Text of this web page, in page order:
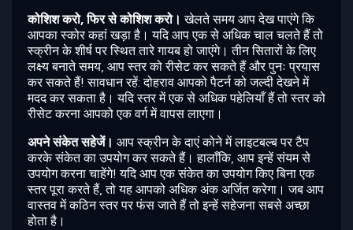
कोशिश करो, फिर से कोशिश करो। खेलते समय आप देख पाएंगे कि
आपका स्कोर कहां खड़ा है। यदि आप एक से अधिक चाल चलते हैं तो
स्क्रीन के शीर्ष पर स्थित तारे गायब हो जाएंगे। तीन सितारों के लिए
लक्ष्य बनाते समय, आप स्तर को रीसेट कर सकते हैं और पुनः प्रयास
कर सकते हैं! सावधान रहें: दोहराव आपको पैटर्न को जल्दी देखने में
मदद कर सकता है। यदि स्तर में एक से अधिक पहेलियाँ हैं तो स्तर को
रीसेट करना आपको एक वर्ग में वापस लाएगा।
अपने संकेत सहेजें। आप स्क्रीन के दाएं कोने में लाइटबल्ब पर टैप
करके संकेत का उपयोग कर सकते हैं। हालाँकि, आप इन्हें संयम से
उपयोग करना चाहेंगे! यदि आप एक संकेत का उपयोग किए बिना एक
स्तर पूरा करते हैं, तो यह आपको अधिक अंक अर्जित करेगा। जब आप
वास्तव में कठिन स्तर पर फंस जाते हैं तो इन्हें सहेजना सबसे अच्छा
होता है।